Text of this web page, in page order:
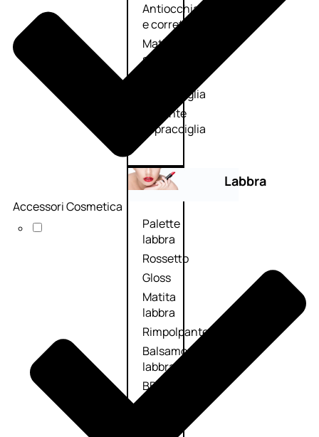
Antiocchiaie
e correttori
Matita
sopracciglia
sopracciglia
Fissante
sopracciglia
Labbra
Palette
labbra
Rossetto
Gloss
Matita
labbra
Rimpolpante
Balsamo
labbra
BB e
Accessori Cosmetica